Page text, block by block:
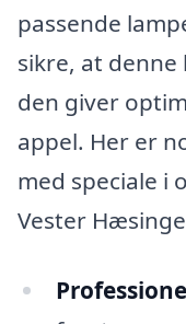
passende
sikre, at
den giver
appel. Her er
med speciale i
Vester